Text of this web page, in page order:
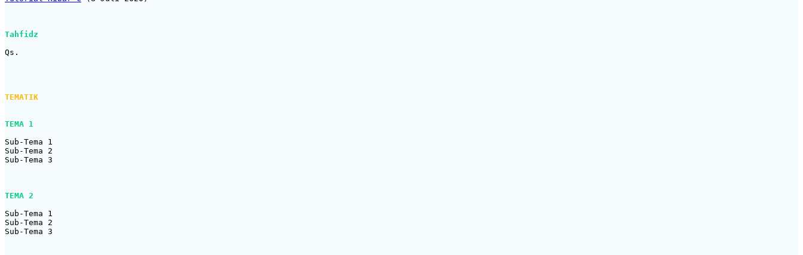
Tahfidz
Qs.
TEMATIK
TEMA 1
Sub-Tema 1
Sub-Tema 2
Sub-Tema 3
TEMA 2
Sub-Tema 1
Sub-Tema 2
Sub-Tema 3